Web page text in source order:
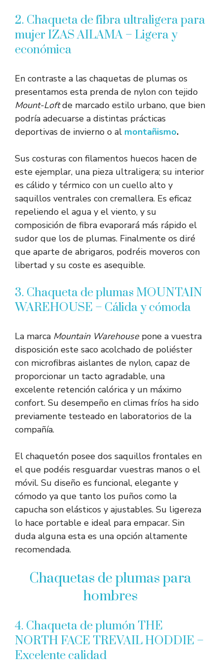
2. Chaqueta de fibra ultraligera para
mujer IZAS AILAMA – Ligera y
económica
En contraste a las chaquetas de plumas os
presentamos esta prenda de nylon con tejido
Mount-Loftde marcado estilo urbano, que bien
podría adecuarse a distintas prácticas
deportivas de invierno o al montañismo.
Sus costuras con filamentos huecos hacen de
este ejemplar, una pieza ultraligera; su interior
es cálido y térmico con un cuello alto y
saquillos ventrales con cremallera. Es eficaz
repeliendo el agua y el viento, y su
composición de fibra evaporará más rápido el
sudor que los de plumas. Finalmente os diré
que aparte de abrigaros, podréis moveros con
libertad y su coste es asequible.
3. Chaqueta de plumas MOUNTAIN
WAREHOUSE – Cálida y cómoda
La marca Mountain Warehouse pone a vuestra
disposición este saco acolchado de poliéster
con microfibras aislantes de nylon, capaz de
proporcionar un tacto agradable, una
excelente retención calórica y un máximo
confort. Su desempeño en climas fríos ha sido
previamente testeado en laboratorios de la
compañía.
El chaquetón posee dos saquillos frontales en
el que podéis resguardar vuestras manos o el
móvil. Su diseño es funcional, elegante y
cómodo ya que tanto los puños como la
capucha son elásticos y ajustables. Su ligereza
lo hace portable e ideal para empacar. Sin
duda alguna esta es una opción altamente
recomendada.
Chaquetas de plumas para
hombres
4. Chaqueta de plumón THE
NORTH FACE TREVAIL HODDIE –
Excelente calidad